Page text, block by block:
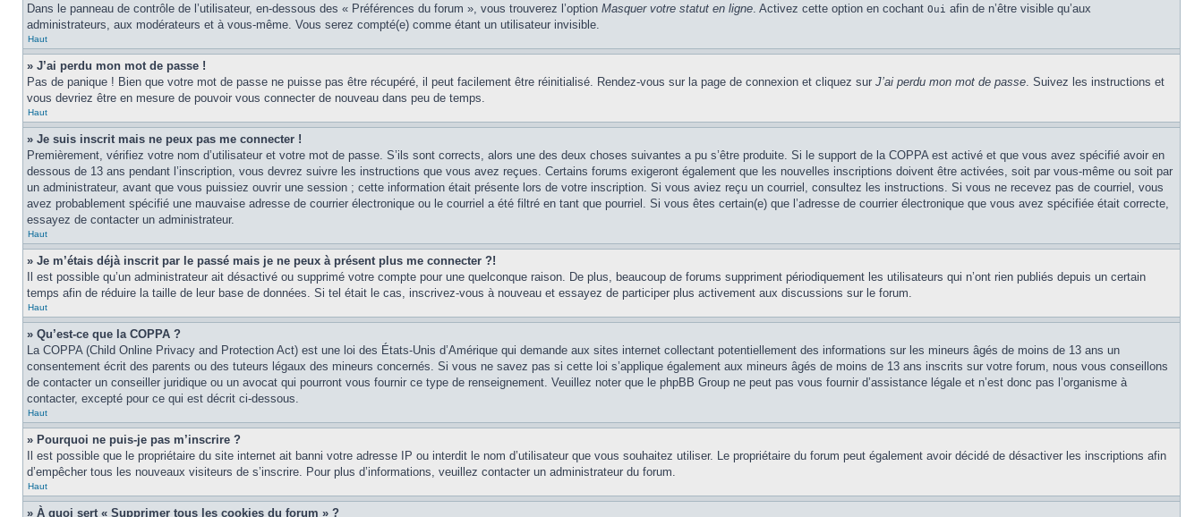
Dans le panneau de contrôle de l’utilisateur, en-dessous des « Préférences du forum », vous trouverez l’option Masquer votre statut en ligne. Activez cette option en cochant Oui afin de n’être visible qu’aux
administrateurs, aux modérateurs et à vous-même. Vous serez compté(e) comme étant un utilisateur invisible.
Haut
» J’ai perdu mon mot de passe !
Pas de panique ! Bien que votre mot de passe ne puisse pas être récupéré, il peut facilement être réinitialisé. Rendez-vous sur la page de connexion et cliquez sur J’ai perdu mon mot de passe. Suivez les instructions et
vous devriez être en mesure de pouvoir vous connecter de nouveau dans peu de temps.
Haut
» Je suis inscrit mais ne peux pas me connecter !
Premièrement, vérifiez votre nom d’utilisateur et votre mot de passe. S’ils sont corrects, alors une des deux choses suivantes a pu s’être produite. Si le support de la COPPA est activé et que vous avez spécifié avoir en
dessous de 13 ans pendant l’inscription, vous devrez suivre les instructions que vous avez reçues. Certains forums exigeront également que les nouvelles inscriptions doivent être activées, soit par vous-même ou soit par
un administrateur, avant que vous puissiez ouvrir une session ; cette information était présente lors de votre inscription. Si vous aviez reçu un courriel, consultez les instructions. Si vous ne recevez pas de courriel, vous
avez probablement spécifié une mauvaise adresse de courrier électronique ou le courriel a été filtré en tant que pourriel. Si vous êtes certain(e) que l’adresse de courrier électronique que vous avez spécifiée était correcte,
essayez de contacter un administrateur.
Haut
» Je m’étais déjà inscrit par le passé mais je ne peux à présent plus me connecter ?!
Il est possible qu’un administrateur ait désactivé ou supprimé votre compte pour une quelconque raison. De plus, beaucoup de forums suppriment périodiquement les utilisateurs qui n’ont rien publiés depuis un certain
temps afin de réduire la taille de leur base de données. Si tel était le cas, inscrivez-vous à nouveau et essayez de participer plus activement aux discussions sur le forum.
Haut
» Qu’est-ce que la COPPA ?
La COPPA (Child Online Privacy and Protection Act) est une loi des États-Unis d’Amérique qui demande aux sites internet collectant potentiellement des informations sur les mineurs âgés de moins de 13 ans un
consentement écrit des parents ou des tuteurs légaux des mineurs concernés. Si vous ne savez pas si cette loi s’applique également aux mineurs âgés de moins de 13 ans inscrits sur votre forum, nous vous conseillons
de contacter un conseiller juridique ou un avocat qui pourront vous fournir ce type de renseignement. Veuillez noter que le phpBB Group ne peut pas vous fournir d’assistance légale et n’est donc pas l’organisme à
contacter, excepté pour ce qui est décrit ci-dessous.
Haut
» Pourquoi ne puis-je pas m’inscrire ?
Il est possible que le propriétaire du site internet ait banni votre adresse IP ou interdit le nom d’utilisateur que vous souhaitez utiliser. Le propriétaire du forum peut également avoir décidé de désactiver les inscriptions afin
d’empêcher tous les nouveaux visiteurs de s’inscrire. Pour plus d’informations, veuillez contacter un administrateur du forum.
Haut
» À quoi sert « Supprimer tous les cookies du forum » ?